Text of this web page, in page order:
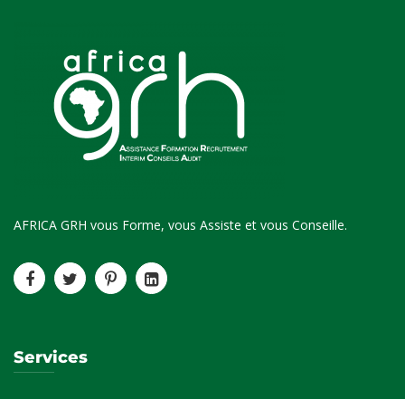
AFRICA GRH vous Forme, vous Assiste et vous Conseille.
Services